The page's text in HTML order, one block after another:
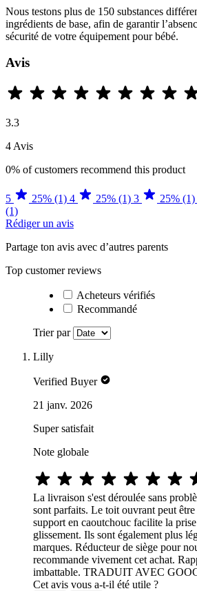
Nous testons plus de 150 substances
ingrédients de base, afin de garantir
sécurité de votre équipement pour bébé.
Avis
3.3
4 Avis
0% of customers recommend this product
5 25% (1) 4 25% (1) 3 25% (1)
(1)
Rédiger un avis
Partage ton avis avec d’autres parents
Top customer reviews
Acheteurs vérifiés
Recommandé
Trier par
Lilly
Verified Buyer
21 janv. 2026
Super satisfait
Note globale
La livraison s'est déroulée sans
sont parfaits. Le toit ouvrant peut
support en caoutchouc facilite la
glissement. Ils sont également plus
marques. Réducteur de siège pour
recommande vivement cet achat.
imbattable. TRADUIT AVEC
Cet avis vous a-t-il été utile ?